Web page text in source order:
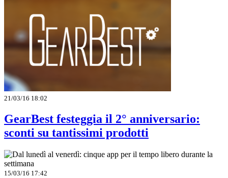
21/03/16 18:02
GearBest festeggia il 2° anniversario:
sconti su tantissimi prodotti
15/03/16 17:42